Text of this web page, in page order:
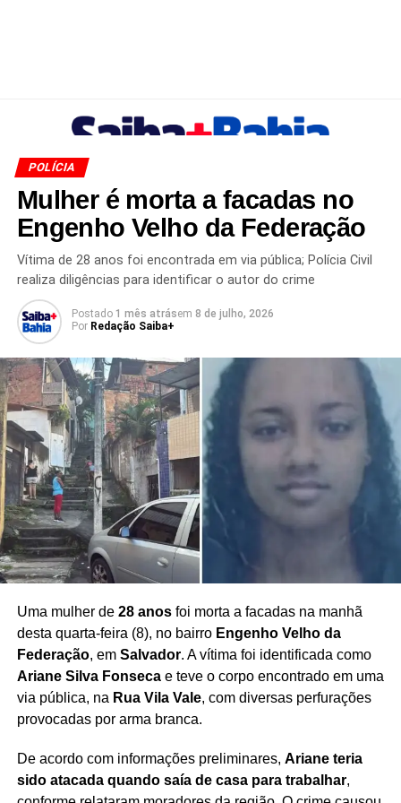
POLÍCIA
Mulher é morta a facadas no
Engenho Velho da Federação
Vítima de 28 anos foi encontrada em via pública; Polícia Civil
realiza diligências para identificar o autor do crime
Postado 1 mês atrásem 8 de julho, 2026
Por Redação Saiba+
Uma mulher de 28 anosfoi morta a facadas na manhã
desta quarta-feira (8), no bairro Engenho Velho da
Federação, em Salvador. A vítima foi identificada como
Ariane Silva Fonsecae teve o corpo encontrado em uma
via pública, na Rua Vila Vale, com diversas perfurações
provocadas por arma branca.
De acordo com informações preliminares, Ariane teria
sido atacada quando saía de casa para trabalhar,